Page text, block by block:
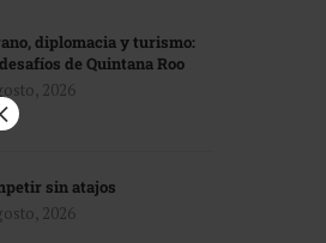
diplomacia y turismo:
de Quintana Roo
2026
sin atajos
2026